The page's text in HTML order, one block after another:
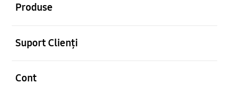
Produse
Suport Clienți
Cont